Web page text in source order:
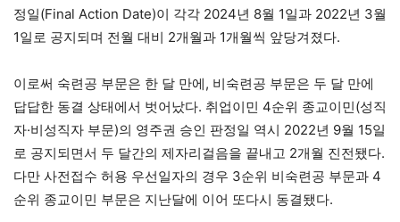
정일(Final Action Date)이 각각 2024년 8월 1일과 2022년 3월
1일로 공지되며 전월 대비 2개월과 1개월씩 앞당겨졌다.
이로써 숙련공 부문은 한 달 만에, 비숙련공 부문은 두 달 만에
답답한 동결 상태에서 벗어났다. 취업이민 4순위 종교이민(성직
자·비성직자 부문)의 영주권 승인 판정일 역시 2022년 9월 15일
로 공지되면서 두 달간의 제자리걸음을 끝내고 2개월 진전됐다.
다만 사전접수 허용 우선일자의 경우 3순위 비숙련공 부문과 4
순위 종교이민 부문은 지난달에 이어 또다시 동결됐다.